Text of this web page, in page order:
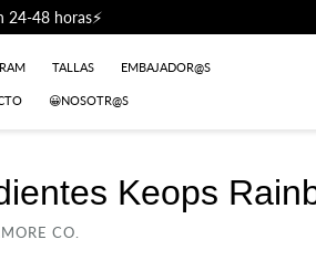
24-48 horas⚡
TALLAS EMBAJADOR@S
😀NOSOTR@S
Keops
CO.